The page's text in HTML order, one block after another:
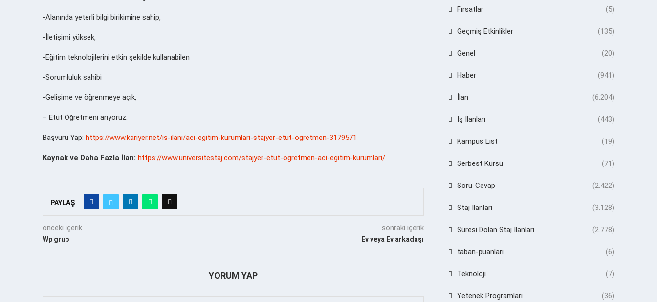
-Alanında yeterli bilgi birikimine sahip,
-İletişimi yüksek,
-Eğitim teknolojilerini etkin şekilde kullanabilen
-Sorumluluk sahibi
-Gelişime ve öğrenmeye açık,
– Etüt Öğretmeni arıyoruz.
Başvuru Yap: https://www.kariyer.net/is-ilani/aci-egitim-kurumlari-stajyer-etut-ogretmen-3179571
Kaynak ve Daha Fazla İlan: https://www.universitestaj.com/stajyer-etut-ogretmen-aci-egitim-kurumlari/
PAYLAŞ
önceki içerik
Wp grup
sonraki içerik
Ev veya Ev arkadaşı
YORUM YAP
Fırsatlar (5)
Geçmiş Etkinlikler (135)
Genel (20)
Haber (941)
İlan (6.204)
İş İlanları (443)
Kampüs List (19)
Serbest Kürsü (71)
Soru-Cevap (2.422)
Staj İlanları (3.128)
Süresi Dolan Staj İlanları (2.778)
taban-puanlari (6)
Teknoloji (7)
Yetenek Programları (36)